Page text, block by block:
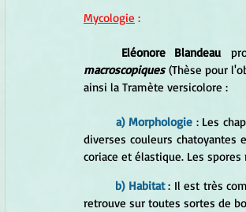
Mycologie :
Eléonore Blandeau
macroscopiques (Thèse pour
ainsi la Tramète versicolore :
a) Morphologie : Les
diverses couleurs chatoyantes
coriace et élastique. Les
b) Habitat : Il est très
retrouve sur toutes sortes de